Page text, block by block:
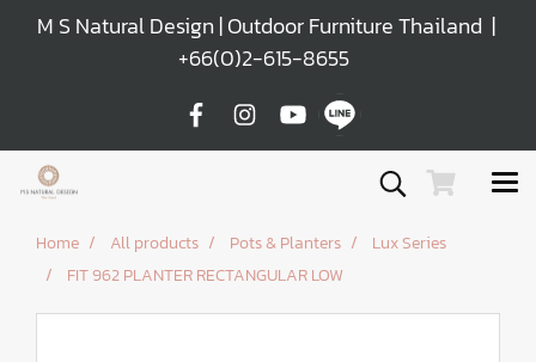
M S Natural Design | Outdoor Furniture Thailand |
+66(0)2-615-8655
Home All products Pots & Planters
Lux Series
FIT 962 PLANTER RECTANGULAR LOW